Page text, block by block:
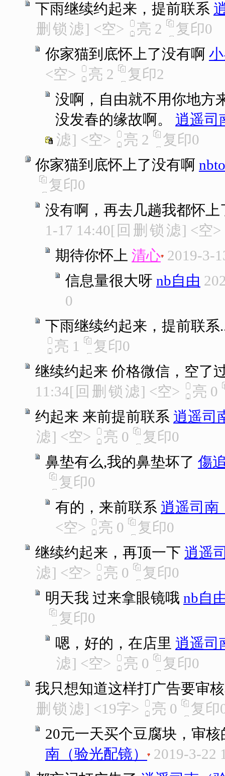
下雨继续约起来，提前联系
删 锁 滤] <空> 亮 2 复印0
你家猫到底怀上了没有啊
<空>
亮 2 复印2
没啊，自由就不用你地方
没发春的缘故啊。
逍遥司
滤] <空> 亮 2 复印0
你家猫到底怀上了没有啊
复印0
没有啊，再去几趟我都怀上
1-17 14:40[ 回 删 锁 滤] <空>
期待你怀上 清心 2019-3-
信息量很大呀 nb自由
0
下雨继续约起来，提前联系
亮 1 复印0
继续约起来 价格微信，空了
11:34[ 回 删 锁 滤] <空> 亮 0
约起来 来前提前联系 逍遥司
滤] <空> 亮 0 复印0
鼻垫有么,我的鼻垫坏了 傷
复印0
有的，来前联系 逍遥司南
<空>
亮 0 复印0
继续约起来，再顶一下 逍遥
滤] <空> 亮 0 复印0
明天我 过来拿眼镜哦 nb自
复印0
嗯，好的，在店里 逍遥司
滤] <空> 亮 0 复印0
我只想知道这样打广告要审
删 锁 滤] <19字> 亮 0 复印
20元一天买个豆腐块，审
南（验光配镜）
2019-3-22